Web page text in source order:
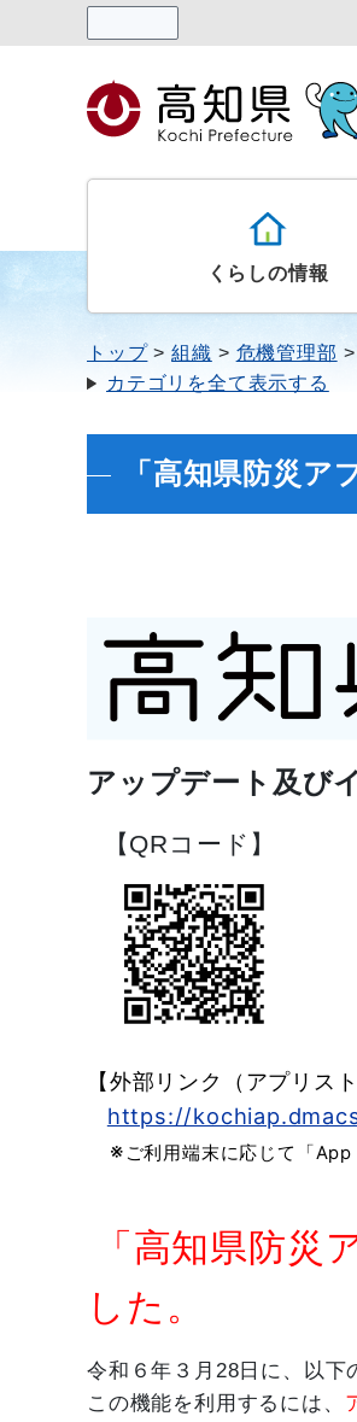
くらしの情報
トップ 組織 危機管理部
カテゴリを全て表示する
「高知県防災
アップデート及び
【QRコード】
【外部リンク（アプリス
https://
※ ご利用端末に応じて「
「高知県防災
した。
令和６年３月28日に、以下
この機能を利用するには、